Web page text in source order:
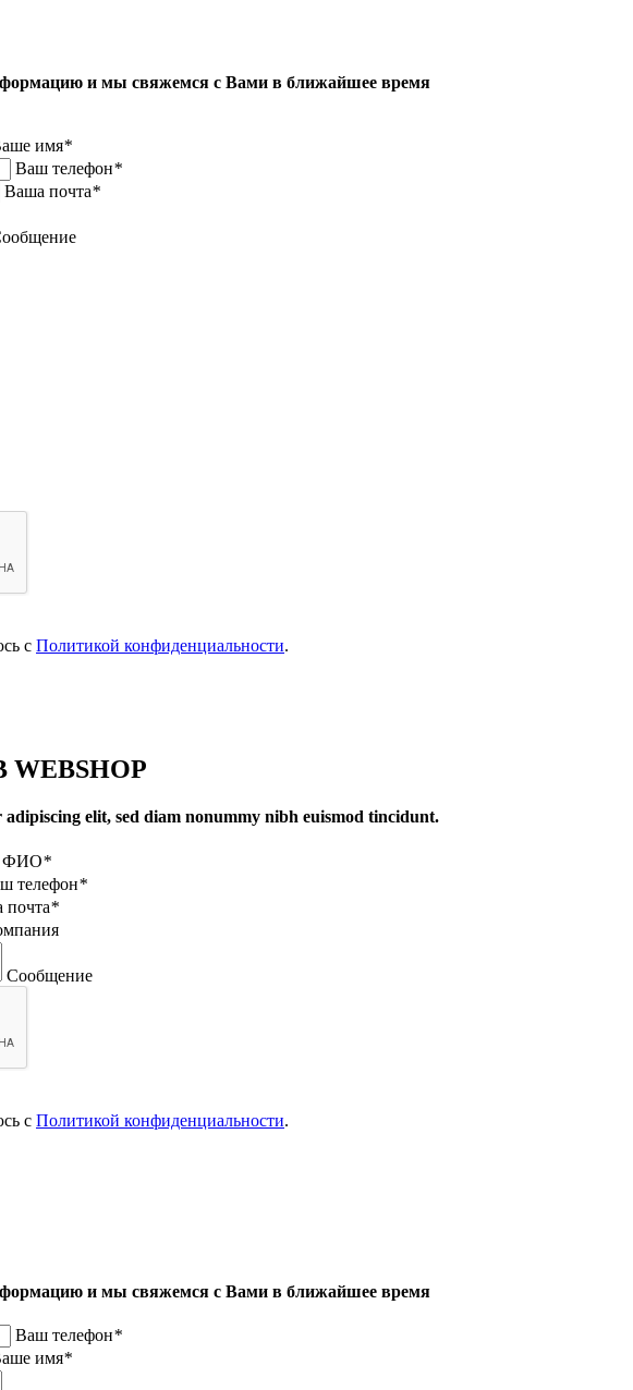
и мы свяжемся с Вами в ближайшее время
имя*
Ваш телефон*
Ваша почта*
с Политикой конфиденциальности.
elit, sed diam nonummy nibh euismod tincidunt.
ФИО*
телефон*
почта*
Сообщение
с Политикой конфиденциальности.
и мы свяжемся с Вами в ближайшее время
Ваш телефон*
имя*